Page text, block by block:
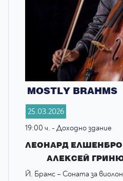
MOSTLY BRAHMS
25.03.2026
19:00 ч. - Доходно здание
ЛЕОНАРД
АЛЕКСЕЙ
Й. Брамс – Соната за